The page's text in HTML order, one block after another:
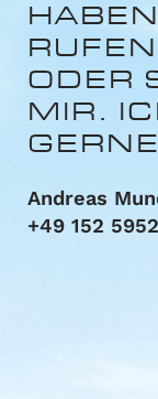
ODER
MIR.
Andreas
+49 152